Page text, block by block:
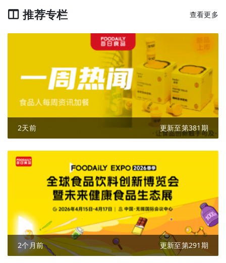
推荐专栏 查看更多
2天前 更新至第381期
2个月前 更新至第291期